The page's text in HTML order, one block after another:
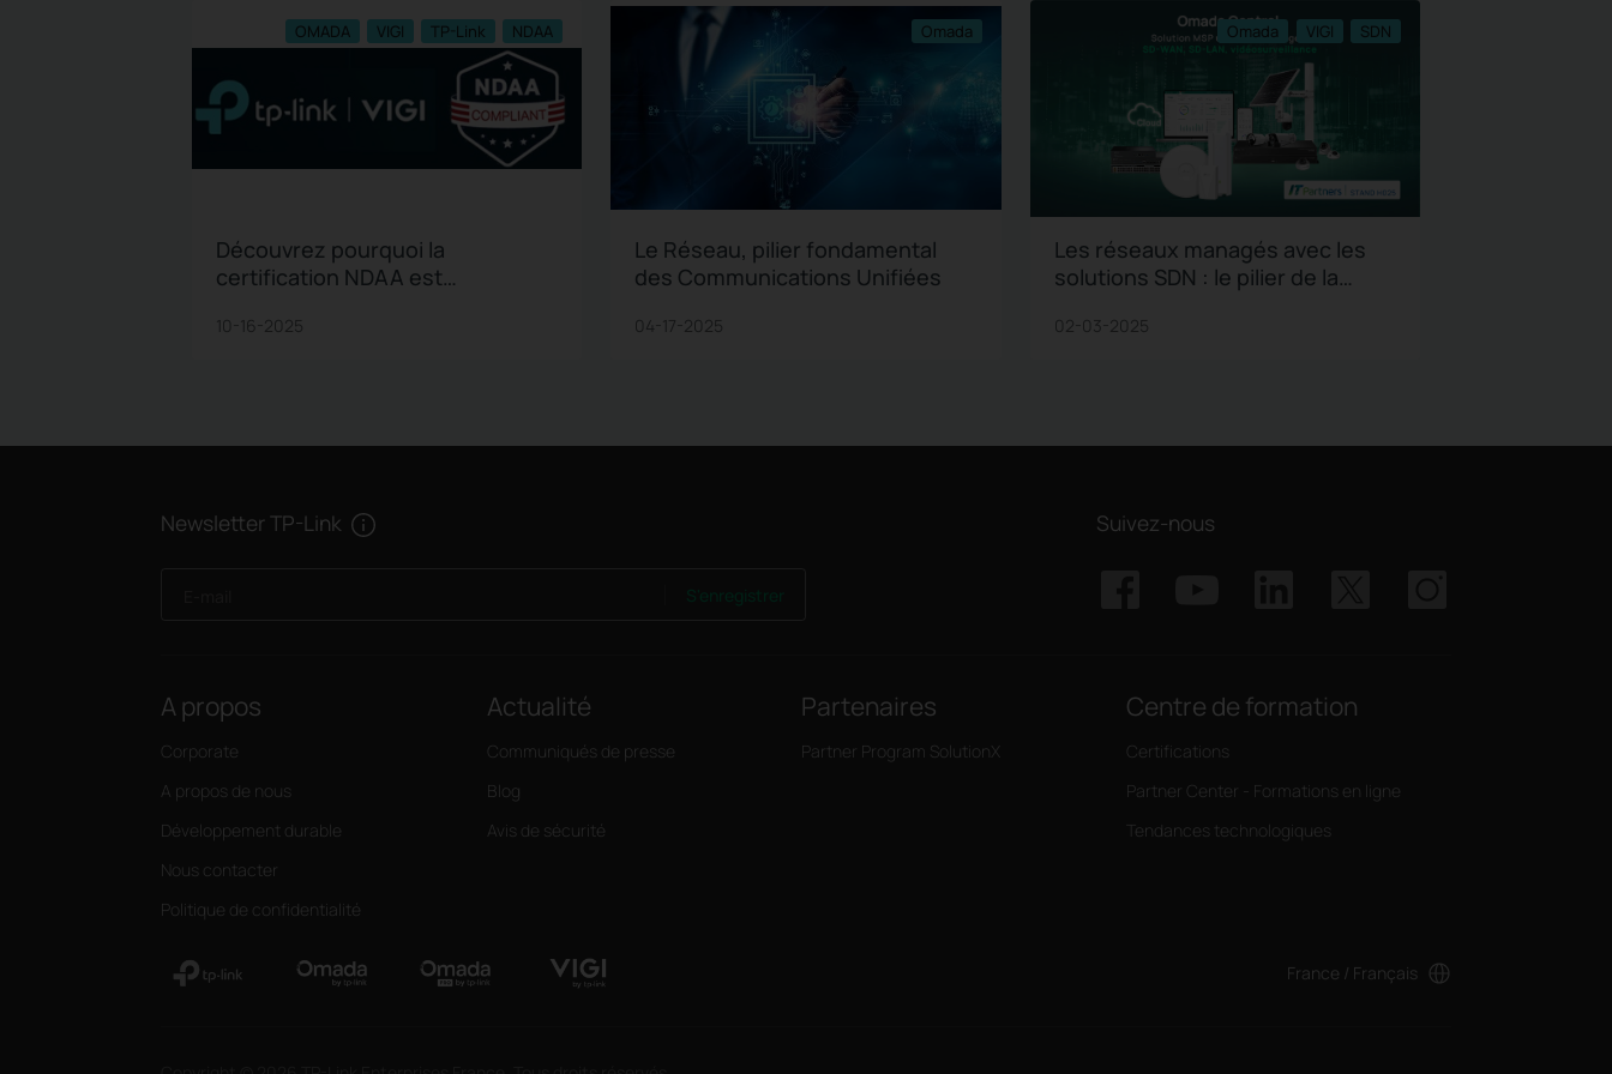
OMADA VIGI TP-Link NDAA
Découvrez pourquoi la
certification NDAA est
de vidéosurveillance : sécurité,
10-16-2025
Omada
Le Réseau, pilier fondamental
des Communications Unifiées
04-17-2025
Omada VIGI SDN
Les réseaux managés avec les
solutions SDN : le pilier de la
communications unifiées
02-03-2025
Newsletter TP-Link Suivez-nous
A propos
Corporate
A propos de nous
Développement durable
Nous contacter
Politique de confidentialité
Actualité
Communiqués de presse
Blog
Avis de sécurité
Partenaires
Partner Program SolutionX
Centre de formation
Certifications
Partner Center - Formations en ligne
Tendances technologiques
France / Français